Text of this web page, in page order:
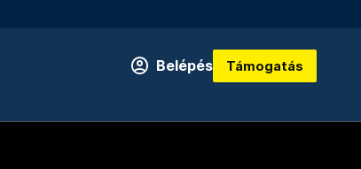
Belépés Támogatás